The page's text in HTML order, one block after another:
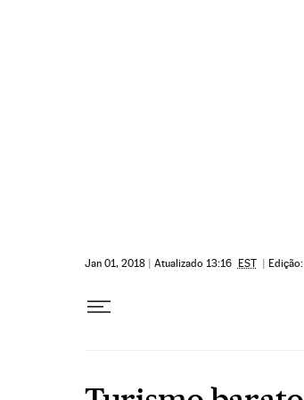
Jan 01, 2018 | Atualizado 13:16 EST | Edição: